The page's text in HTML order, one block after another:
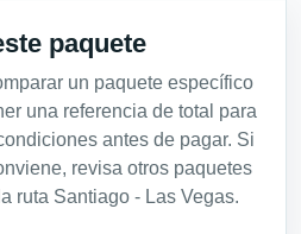
paquete
un paquete específico
una referencia de total para
antes de pagar. Si
revisa otros paquetes
ruta Santiago - Las Vegas.